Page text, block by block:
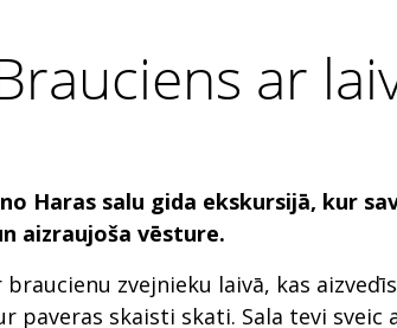
ar
Haras salu gida ekskursijā, kur
aizraujoša vēsture.
braucienu zvejnieku laivā, kas
paveras skaisti skati. Sala tevi sveic